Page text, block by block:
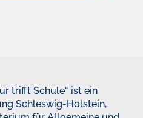
trifft Schule“ ist ein
Schleswig-Holstein,